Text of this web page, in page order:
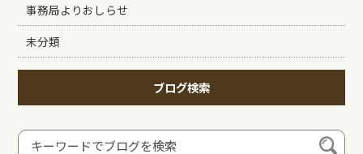
事務局よりおしらせ
未分類
ブログ検索